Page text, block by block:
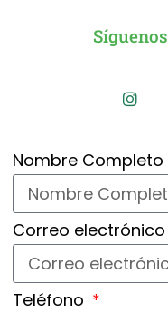
Nombre Completo
Correo electrónico
Teléfono